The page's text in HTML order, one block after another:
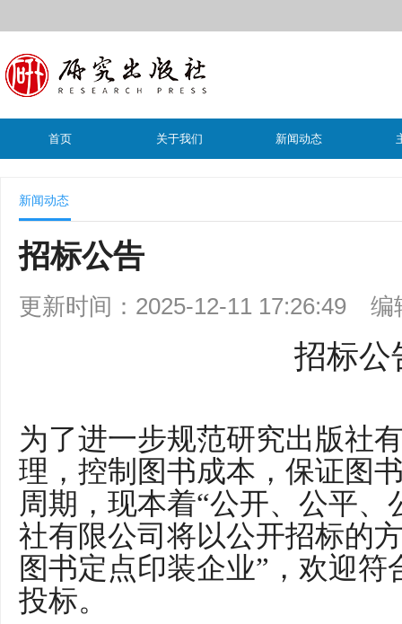
首页 关于我们 新闻动态
新闻动态
招标公告
更新时间：2025-12-11 17:26:49 编
招标公
为了进一步规范研究出版社
理，控制图书成本，保证图
周期，现本着“公开、公平、
社有限公司将以公开招标的
图书定点印装企业”，欢迎符
投标。